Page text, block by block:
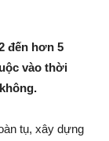
đến hơn 5
vào thời
tụ, xây dựng